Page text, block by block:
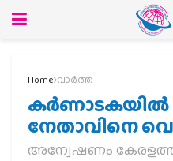
Home വാര്‍ത്ത
കര്‍ണാടകയില്‍
നേതാവിനെ
അന്വേഷണം